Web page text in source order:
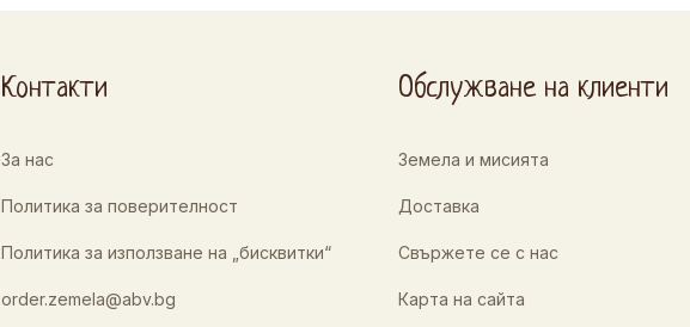
Контакти
За нас
Политика за поверителност
Политика за използване на „бисквитки“
order.zemela@abv.bg
Обслужване на клиенти
Земела и мисията
Доставка
Свържете се с нас
Карта на сайта